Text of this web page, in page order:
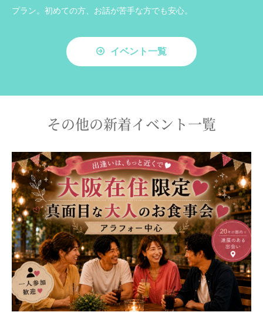
プラン。初めての方、お話が苦手な方でも安心。
イベント一覧
その他の新着イベント一覧